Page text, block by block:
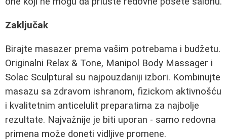
Zaključak
Birajte masazer prema vašim potrebama i budžetu.
Originalni Relax & Tone, Manipol Body Massager i
Solac Sculptural su najpouzdaniji izbori. Kombinujte
masazu sa zdravom ishranom, fizickom aktivnošću
i kvalitetnim anticelulit preparatima za najbolje
rezultate. Najvažnije je biti uporan - samo redovna
primena može doneti vidljive promene.